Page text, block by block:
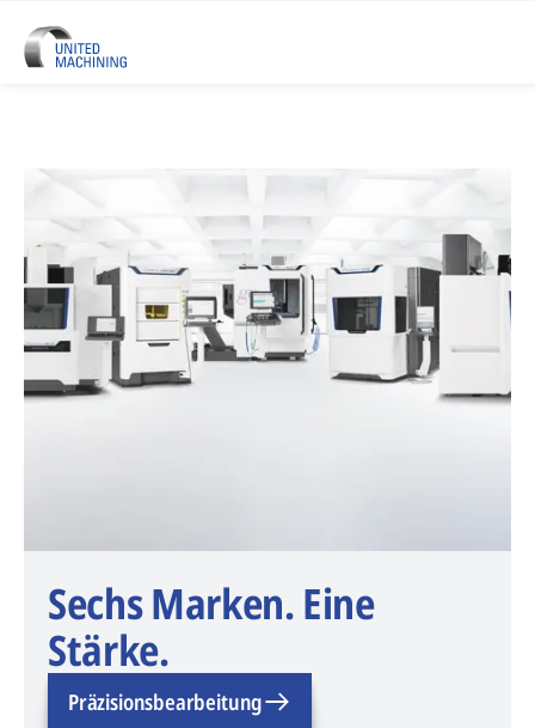
UNITED MACHINING –
Sechs Marken. Eine
Stärke.
Präzisionsbearbeitung